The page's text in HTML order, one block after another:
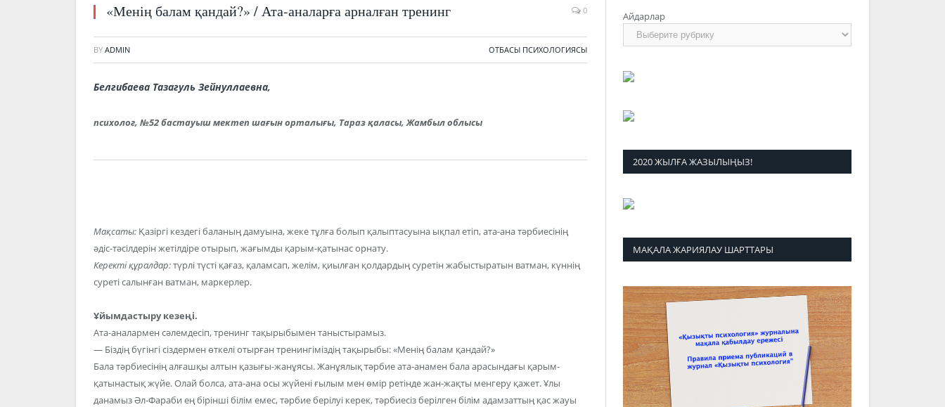
«Менің балам қандай?» / Ата-аналарға арналған тренинг 0
BY ADMIN ОТБАСЫ ПСИХОЛОГИЯСЫ
Белгибаева Тазагуль Зейнуллаевна,
психолог, №52 бастауыш мектеп шағын орталығы, Тараз қаласы, Жамбыл облысы
Мақсаты: Қазіргі кездегі баланың дамуына, жеке тұлға болып қалыптасуына ықпал етіп, ата-ана тәрбиесінің
әдіс-тәсілдерін жетілдіре отырып, жағымды қарым-қатынас орнату.
Керекті құралдар:түрлі түсті қағаз, қаламсап, желім, қиылған қолдардың суретін жабыстыратын ватман, күннің
суреті салынған ватман, маркерлер.
Ұйымдастыру кезеңі.
Ата-аналармен сәлемдесіп, тренинг тақырыбымен таныстырамыз.
— Біздің бүгінгі сіздермен өткелі отырған тренингіміздің тақырыбы: «Менің балам қандай?»
Бала тәрбиесінің алғашқы алтын қазығы-жанұясы. Жанұялық тәрбие ата-анамен бала арасындағы қарым-
қатынастық жүйе. Олай болса, ата-ана осы жүйені ғылым мен өмір ретінде жан-жақты менгеру қажет. Ұлы
данамыз Әл-Фараби ең бірінші білім емес, тәрбие берілуі керек, тәрбиесіз берілген білім адамзаттың қас жауы
Айдарлар
2020 ЖЫЛҒА ЖАЗЫЛЫҢЫЗ!
МАҚАЛА ЖАРИЯЛАУ ШАРТТАРЫ